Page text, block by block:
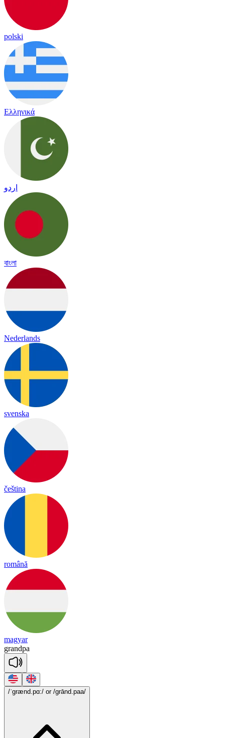
polski
Ελληνικά
اردو
বাংলা
Nederlands
svenska
čeština
română
magyar
grandpa
/ˈgrænd.pɑ:/ or /grānd.paa/